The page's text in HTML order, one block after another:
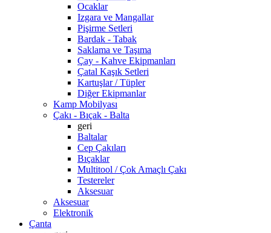
Ocaklar
Izgara ve Mangallar
Pişirme Setleri
Bardak - Tabak
Saklama ve Taşıma
Çay - Kahve Ekipmanları
Çatal Kaşık Setleri
Kartuşlar / Tüpler
Diğer Ekipmanlar
Kamp Mobilyası
Çakı - Bıçak - Balta
geri
Baltalar
Cep Çakıları
Bıçaklar
Multitool / Çok Amaçlı Çakı
Testereler
Aksesuar
Aksesuar
Elektronik
Çanta